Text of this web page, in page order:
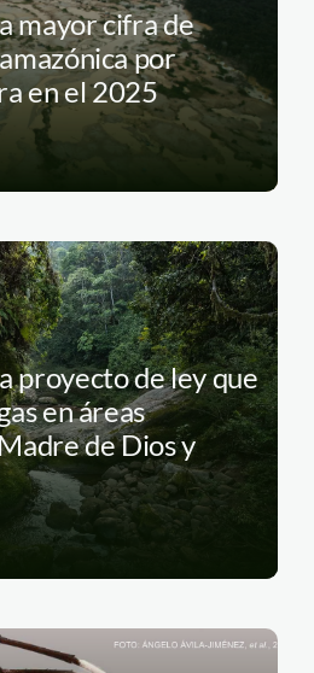
mayor cifra de
por
en el 2025
proyecto de ley que
en áreas
de Dios y